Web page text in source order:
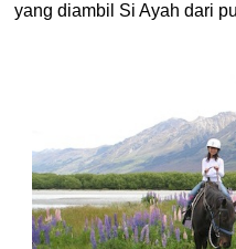
yang diambil Si Ayah dari